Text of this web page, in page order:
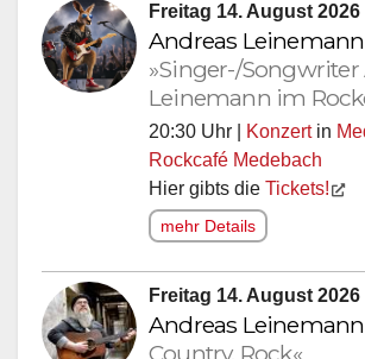
Freitag 14. August 2026
Andreas Leinemann
»Singer-/Songwriter
Leinemann im
20:30 Uhr | Konzertin
Rockcafé Medebach
Hier gibts die Tickets!
mehr Details
Freitag 14. August 2026
Andreas Leinemann